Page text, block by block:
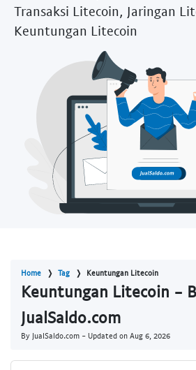
Transaksi Litecoin, Jaringan
Keuntungan Litecoin
Home Tag Keuntungan Litecoin
Keuntungan Litecoin -
JualSaldo.com
By JualSaldo.com - Updated on Aug 6, 2026